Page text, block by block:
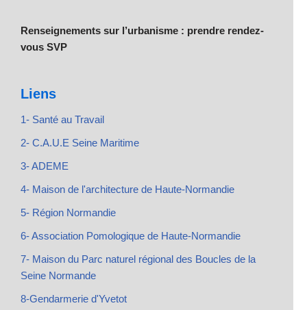
Renseignements sur l’urbanisme : prendre rendez-
vous SVP
Liens
1- Santé au Travail
2- C.A.U.E Seine Maritime
3- ADEME
4- Maison de l'architecture de Haute-Normandie
5- Région Normandie
6- Association Pomologique de Haute-Normandie
7- Maison du Parc naturel régional des Boucles de la
Seine Normande
8-Gendarmerie d'Yvetot